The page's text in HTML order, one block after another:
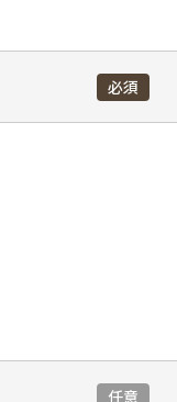
必須
任意